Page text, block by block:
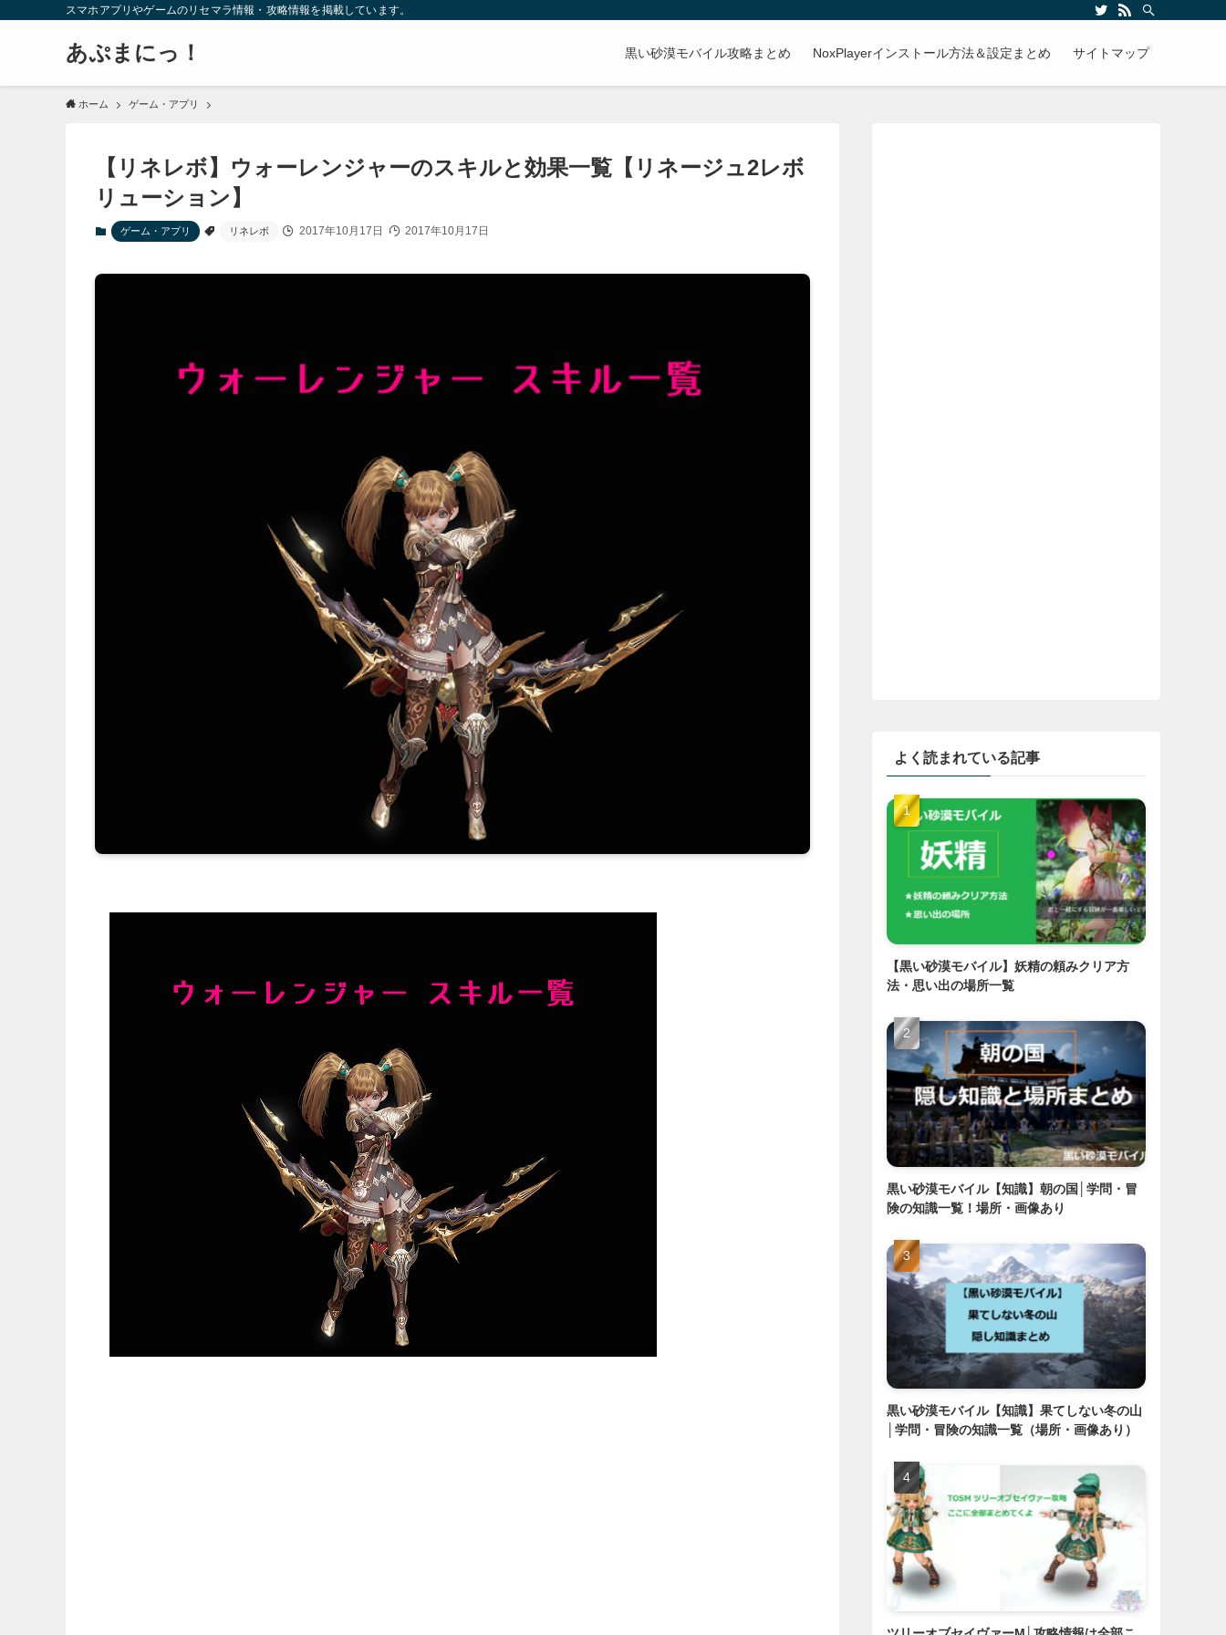
スマホアプリやゲームのリセマラ情報・攻略情報を掲載しています。
あぷまにっ！ 黒い砂漠モバイル攻略まとめ NoxPlayerインストール方法＆設定まとめ サイトマップ
ホーム ゲーム・アプリ
【リネレボ】ウォーレンジャーのスキルと効果一覧【リネージュ2レボ
リューション】
ゲーム・アプリ リネレボ 2017年10月17日 2017年10月17日
よく読まれている記事
【黒い砂漠モバイル】妖精の頼みクリア方
法・思い出の場所一覧
黒い砂漠モバイル【知識】朝の国│学問・冒
険の知識一覧！場所・画像あり
黒い砂漠モバイル【知識】果てしない冬の山
│学問・冒険の知識一覧（場所・画像あり）